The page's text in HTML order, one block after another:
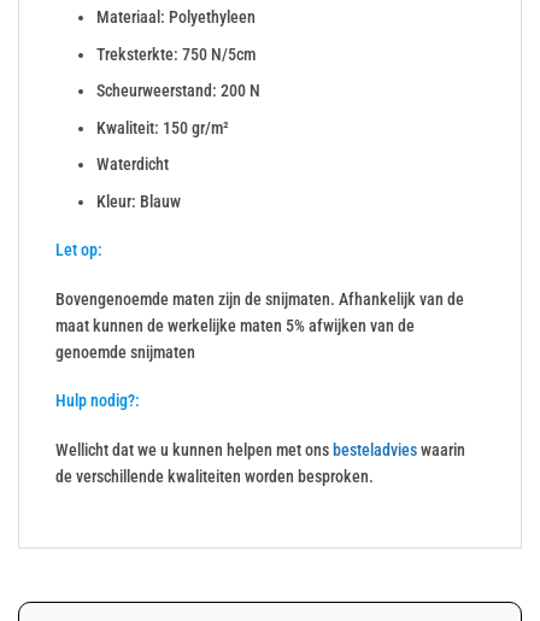
Materiaal: Polyethyleen
Treksterkte: 750 N/5cm
Scheurweerstand: 200 N
Kwaliteit: 150 gr/m²
Waterdicht
Kleur: Blauw
Let op:
Bovengenoemde maten zijn de snijmaten. Afhankelijk van de
maat kunnen de werkelijke maten 5% afwijken van de
genoemde snijmaten
Hulp nodig?:
Wellicht dat we u kunnen helpen met ons besteladvieswaarin
de verschillende kwaliteiten worden besproken.